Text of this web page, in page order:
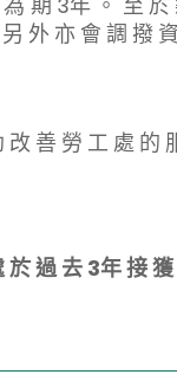
外 亦 會 調 撥
勞 工 處 的
過 去 3年 接